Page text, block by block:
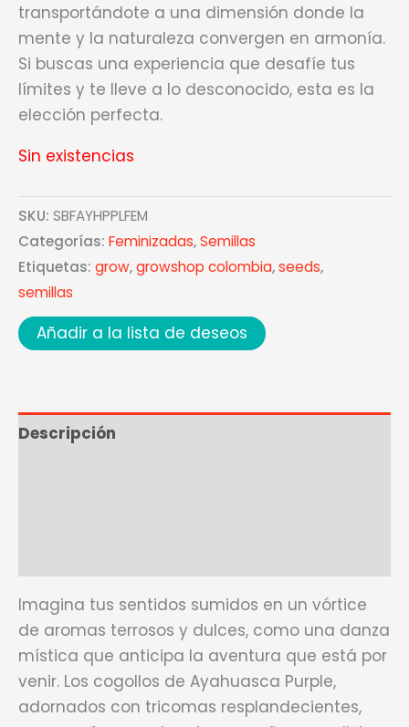
transportándote a una dimensión donde la
mente y la naturaleza convergen en armonía.
Si buscas una experiencia que desafíe tus
límites y te lleve a lo desconocido, esta es la
elección perfecta.
Sin existencias
SKU: SBFAYHPPLFEM
Categorías: Feminizadas,Semillas
Etiquetas: grow,growshop colombia,seeds,
semillas
Añadir a la lista de deseos
Descripción
Imagina tus sentidos sumidos en un vórtice
de aromas terrosos y dulces, como una danza
mística que anticipa la aventura que está por
venir. Los cogollos de Ayahuasca Purple,
adornados con tricomas resplandecientes,